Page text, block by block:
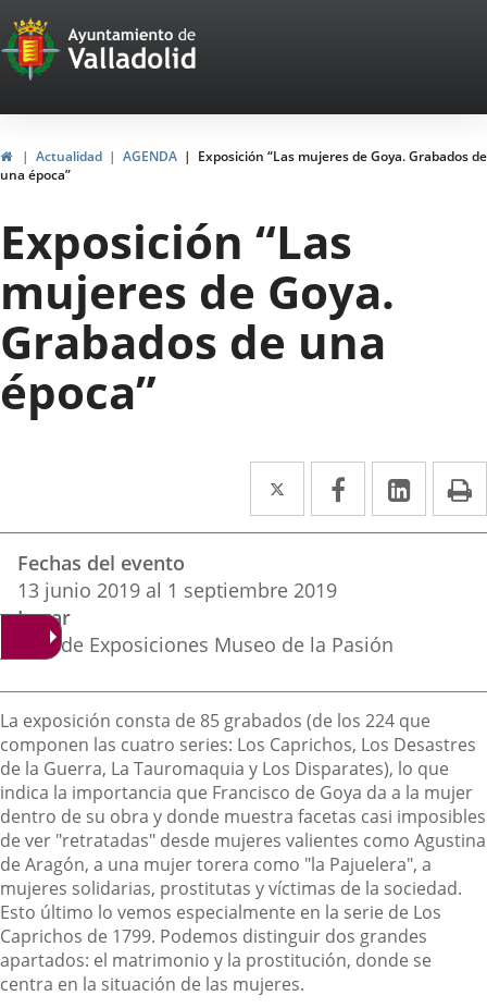
Portal
Web
del
Ayuntamiento
de
Valladolid
InicioActualidad AGENDA
Exposición “Las mujeres de Goya. Grabados de
una época”
Exposición “Las
mujeres de Goya.
Grabados de una
época”
Twitter
Enlace
a
aplicación
externa.
Facebook
Enlace
a
externa.
Enlace
a
del
evento
Fechas del evento
13 junio 2019 al 1 septiembre 2019
Lugar
Sala de Exposiciones Museo de la Pasión
Descripción
La exposición consta de 85 grabados (de los 224 que
componen las cuatro series: Los Caprichos, Los Desastres
de la Guerra, La Tauromaquia y Los Disparates), lo que
indica la importancia que Francisco de Goya da a la mujer
dentro de su obra y donde muestra facetas casi imposibles
de ver "retratadas" desde mujeres valientes como Agustina
de Aragón, a una mujer torera como "la Pajuelera", a
mujeres solidarias, prostitutas y víctimas de la sociedad.
Esto último lo vemos especialmente en la serie de Los
Caprichos de 1799. Podemos distinguir dos grandes
apartados: el matrimonio y la prostitución, donde se
centra en la situación de las mujeres.